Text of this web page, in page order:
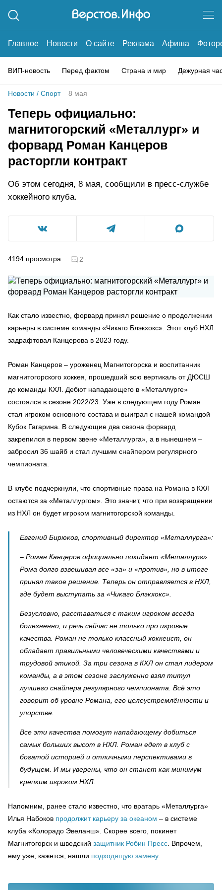
Главное Новости О сайте Реклама Афиша
ВИП-новость Перед фактом Страна и мир Дежурная
Новости / Спорт 8 мая
Теперь официально:
магнитогорский «Металлург» и
форвард Роман Канцеров
расторгли контракт
Об этом сегодня, 8 мая, сообщили в пресс-службе
хоккейного клуба.
4194 просмотра 2
Как стало известно, форвард принял решение о продолжении
карьеры в системе команды «Чикаго Блэкхокс». Этот клуб НХЛ
задрафтовал Канцерова в 2023 году.
Роман Канцеров – уроженец Магнитогорска и воспитанник
магнитогорского хоккея, прошедший всю вертикаль от ДЮСШ
до команды КХЛ. Дебют нападающего в «Металлурге»
состоялся в сезоне 2022/23. Уже в следующем году Роман
стал игроком основного состава и выиграл с нашей командой
Кубок Гагарина. В следующие два сезона форвард
закрепился в первом звене «Металлурга», а в нынешнем –
забросил 36 шайб и стал лучшим снайпером регулярного
чемпионата.
В клубе подчеркнули, что спортивные права на Романа в КХЛ
остаются за «Металлургом». Это значит, что при возвращении
из НХЛ он будет игроком магнитогорской команды.
Евгений Бирюков, спортивный директор «Металлурга»:
– Роман Канцеров официально покидает «Металлург».
Рома долго взвешивал все «за» и «против», но в итоге
принял такое решение. Теперь он отправляется в НХЛ,
где будет выступать за «Чикаго Блэкхокс».
Безусловно, расставаться с таким игроком всегда
болезненно, и речь сейчас не только про игровые
качества. Роман не только классный хоккеист, он
обладает правильными человеческими качествами и
трудовой этикой. За три сезона в КХЛ он стал лидером
команды, а в этом сезоне заслуженно взял титул
лучшего снайпера регулярного чемпионата. Всё это
говорит об уровне Романа, его целеустремлённости и
упорстве.
Все эти качества помогут нападающему добиться
самых больших высот в НХЛ. Роман едет в клуб с
богатой историей и отличными перспективами в
будущем. И мы уверены, что он станет как минимум
крепким игроком НХЛ.
Напомним, ранее стало известно, что вратарь «Металлурга»
Илья Набоков продолжит карьеру за океаном – в системе
клуба «Колорадо Эвеланш». Скорее всего, покинет
Магнитогорск и шведский защитник Робин Пресс . Впрочем,
ему уже, кажется, нашли подходящую замену.